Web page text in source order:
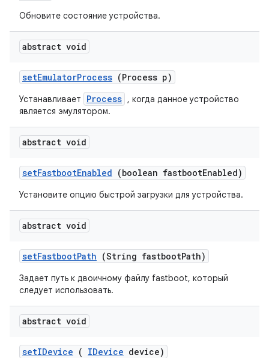
Обновите состояние устройства.
abstract void
setEmulatorProcess (Process p)
Устанавливает Process , когда данное устройство
является эмулятором.
abstract void
setFastbootEnabled (boolean fastbootEnabled)
Установите опцию быстрой загрузки для устройства.
abstract void
setFastbootPath (String fastbootPath)
Задает путь к двоичному файлу fastboot, который
следует использовать.
abstract void
setIDevice ( IDevice device)